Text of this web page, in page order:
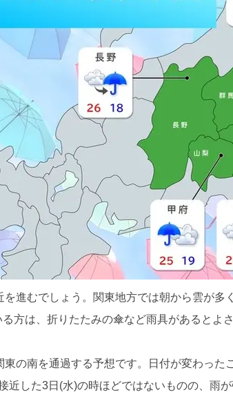
進むでしょう。関東地方では朝から雲が
方は、折りたたみの傘など雨具があるとよさ
の南を通過する予想です。日付が変わっ
した3日(水)の時ほどではないものの、雨